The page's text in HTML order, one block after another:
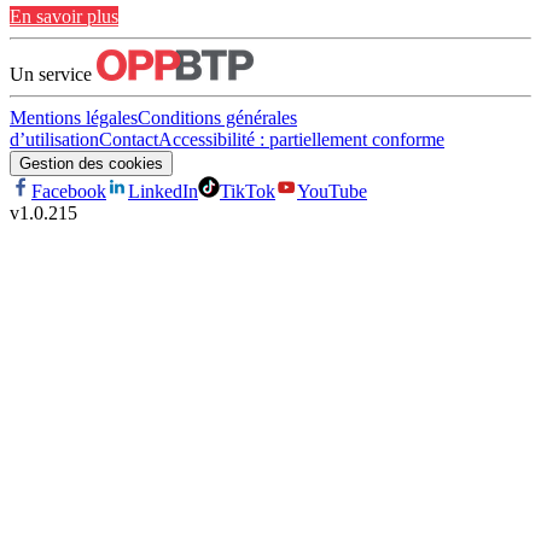
En savoir plus
Un service
Mentions légalesConditions générales
d’utilisationContactAccessibilité : partiellement conforme
Gestion des cookies
Facebook LinkedIn TikTok
YouTube
v1.0.215